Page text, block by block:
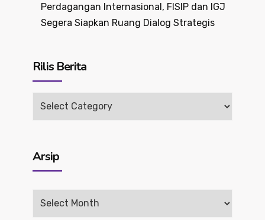
Perdagangan Internasional, FISIP dan IGJ
Segera Siapkan Ruang Dialog Strategis
Rilis Berita
Rilis
Arsip
Arsip